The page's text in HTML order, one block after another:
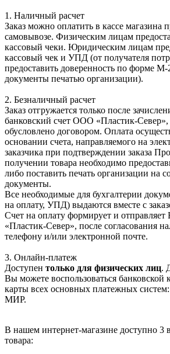
1. Наличный расчет
Заказ можно оплатить в кассе магазина
самовывозе. Физическим лицам
кассовый чеки. Юридическим лицам
кассовый чек и УПД (от получателя
предоставить доверенность по форме М-
документы печатью организации).
2. Безналичный расчет
Заказ отгружается только после
банковский счет ООО «Пластик-Север»,
обусловлено договором. Оплата
основании счета, направляемого на
заказчика при подтверждении заказа
получении товара необходимо
либо поставить печать организации на
документы.
Все необходимые для бухгалтерии
на оплату, УПД) выдаются вместе с
Счет на оплату формирует и
«Пластик-Север», после согласования
телефону и/или электронной почте.
3. Онлайн-платеж
Доступен только для физических лиц.
Вы можете воспользоваться
карты всех основных платежных
МИР.
В нашем интернет-магазине доступно 3
товара: